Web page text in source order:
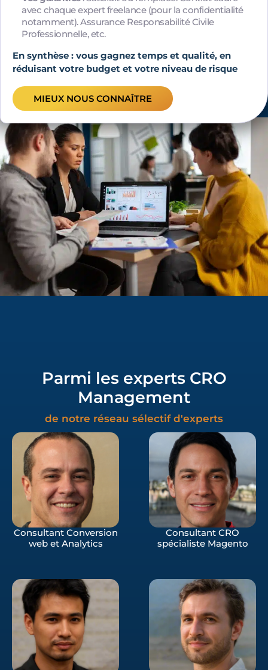
avec chaque expert freelance (pour la confidentialité
notamment). Assurance Responsabilité Civile
Professionnelle, etc.
En synthèse : vous gagnez temps et qualité, en
réduisant votre budget et votre niveau de risque
MIEUX NOUS CONNAÎTRE
Parmi les experts CRO
Management
de notre réseau sélectif d'experts
Consultant Conversion
web et Analytics
Consultant CRO
spécialiste Magento